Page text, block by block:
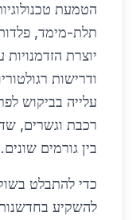
הטמעת
יוצרת
ודרישות
עלייה בביקוש
רכבת וגשרים,
בין גורמים שונים.
כדי להתבלט
להשקיע